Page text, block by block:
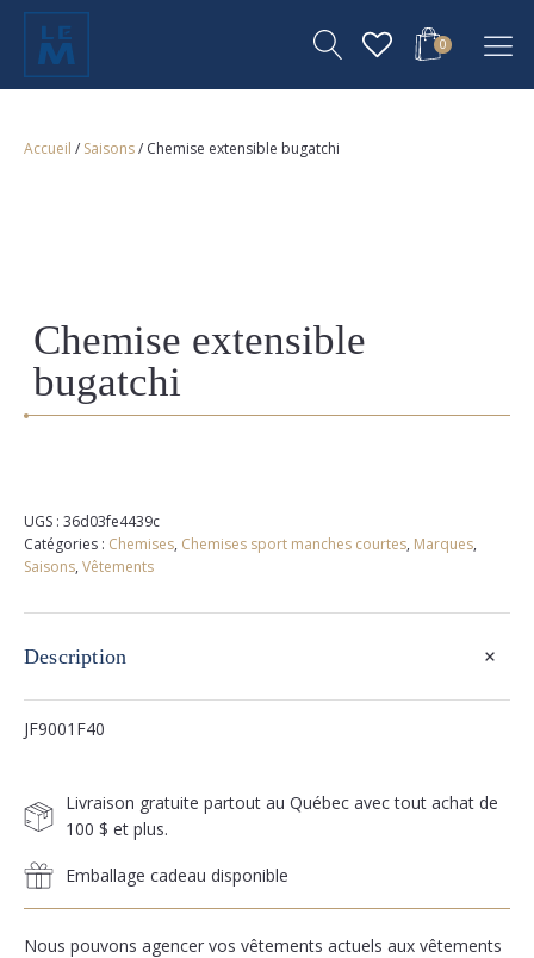
0
Accueil / Saisons/ Chemise extensible bugatchi
Chemise extensible
bugatchi
UGS : 36d03fe4439c
Catégories : Chemises, Chemises sport manches courtes, Marques,
Saisons, Vêtements
Description +
JF9001F40
Livraison gratuite partout au Québec avec tout achat de
100 $ et plus.
Emballage cadeau disponible
Nous pouvons agencer vos vêtements actuels aux vêtements